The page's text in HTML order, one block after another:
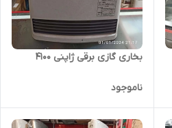
بخاری گازی برقی ژاپنی 4100
ناموجود